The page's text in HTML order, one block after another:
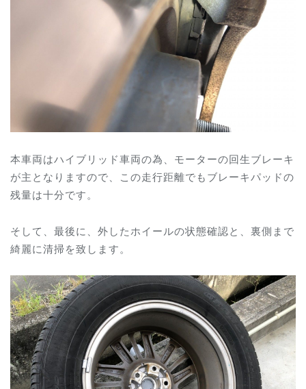
本車両はハイブリッド車両の為、モーターの回生ブレーキ
が主となりますので、この走行距離でもブレーキパッドの
残量は十分です。
そして、最後に、外したホイールの状態確認と、裏側まで
綺麗に清掃を致します。